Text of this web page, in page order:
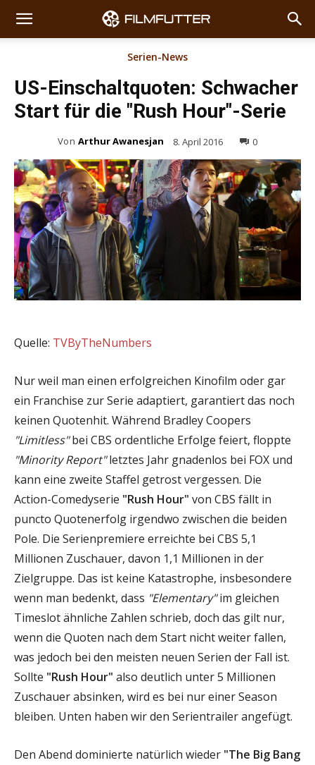
Serien-News
US-Einschaltquoten: Schwacher
Start für die "Rush Hour"-Serie
Von Arthur Awanesjan 8. April 2016 0
Quelle: TVByTheNumbers
Nur weil man einen erfolgreichen Kinofilm oder gar
ein Franchise zur Serie adaptiert, garantiert das noch
keinen Quotenhit. Während Bradley Coopers
"Limitless"bei CBS ordentliche Erfolge feiert, floppte
"Minority Report"letztes Jahr gnadenlos bei FOX und
kann eine zweite Staffel getrost vergessen. Die
Action-Comedyserie "Rush Hour" von CBS fällt in
puncto Quotenerfolg irgendwo zwischen die beiden
Pole. Die Serienpremiere erreichte bei CBS 5,1
Millionen Zuschauer, davon 1,1 Millionen in der
Zielgruppe. Das ist keine Katastrophe, insbesondere
wenn man bedenkt, dass "Elementary"im gleichen
Timeslot ähnliche Zahlen schrieb, doch das gilt nur,
wenn die Quoten nach dem Start nicht weiter fallen,
was jedoch bei den meisten neuen Serien der Fall ist.
Sollte "Rush Hour" also deutlich unter 5 Millionen
Zuschauer absinken, wird es bei nur einer Season
bleiben. Unten haben wir den Serientrailer angefügt.
Den Abend dominierte natürlich wieder "The Big Bang